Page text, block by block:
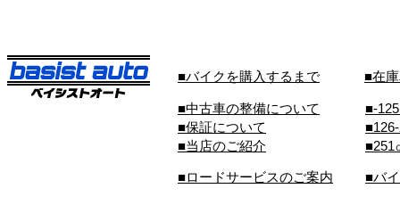
■バイクを購入するまで ■在
■中古車の整備について
■保証について
■当店のご紹介
■-
■251
■ロードサービスのご案内 ■バ